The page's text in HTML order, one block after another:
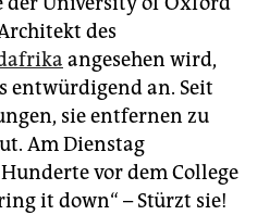
des
angesehen wird,
entwürdigend an. Seit
sie entfernen zu
Am Dienstag
vor dem College
it down“ – Stürzt sie!